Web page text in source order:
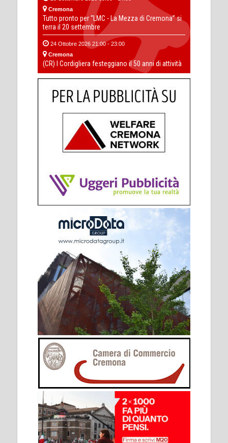
Cremona
Tutto pronto per “LMC - La Mezza di Cremona” si
terra il 20 settembre
24 Ottobre 2026 21:00 - 23:00
Cremona
(CR) I Cordigliera festeggiano il 50 anni di attività